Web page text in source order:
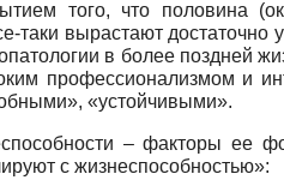
того, что половина
вырастают
в более поздней
профессионализмом и
«устойчивыми».
– факторы ее
с жизнеспособностью»: